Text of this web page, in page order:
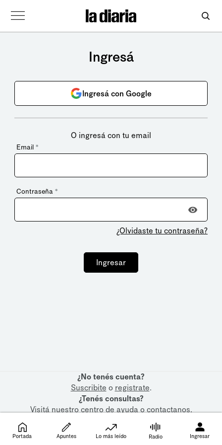
Ingresá
Ingresá con Google
O ingresá con tu email
Email *
Contraseña *
¿Olvidaste tu contraseña?
Ingresar
¿No tenés cuenta?
Suscribite o registrate.
¿Tenés consultas?
Visitá nuestrocentro de ayudaocontactanos.
Portada Apuntes Lo más leído Radio Ingresar